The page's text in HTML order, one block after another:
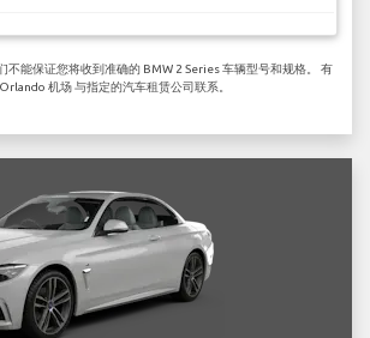
不能保证您将收到准确的 BMW 2 Series 车辆型号和规格。 有
机场 与指定的汽车租赁公司联系。